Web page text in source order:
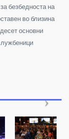
безбедноста на
во близина
основни